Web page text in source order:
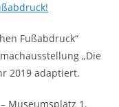
Fußabdruck“
„Die
2019 adaptiert.
Museumsplatz 1,